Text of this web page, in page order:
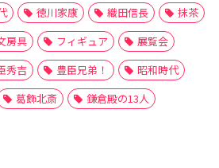
徳川家康 織田信長
抹茶
房具 フィギュア
展覧会
秀吉 豊臣兄弟！
昭和時代
葛飾北斎 鎌倉殿の13人